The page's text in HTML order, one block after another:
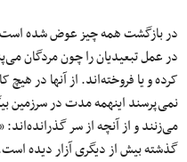
در بازگشت همه چیز عوض شده است.
در عمل تبعیدیان را چون مردگان
کرده و یا فروخته‌اند. از آنها در
نمی‌پرسند اینهمه مدت در سرزمین
می‌زنند و از آنچه از سر
گذشته بیش از دیگری آزار دیده